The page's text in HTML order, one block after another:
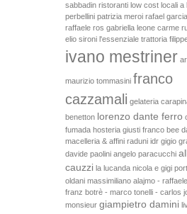
sabbadin ristoranti low cost locali a
perbellini patrizia meroi rafael
raffaele ros gabriella leone carme
elio sironi l'essenziale trattoria
ivano mestriner
maurizio tommasini franco
cazzamali gelateria
benetton lorenzo dante ferro
fumada hosteria giusti franco bee
macelleria & affini raduni idr gigio
davide paolini angelo paracucchi
cauzzi la lucanda nicola e gigi
oldani massimiliano alajmo -
franz botrè - marco tonelli - carlos
monsieur giampietro damini